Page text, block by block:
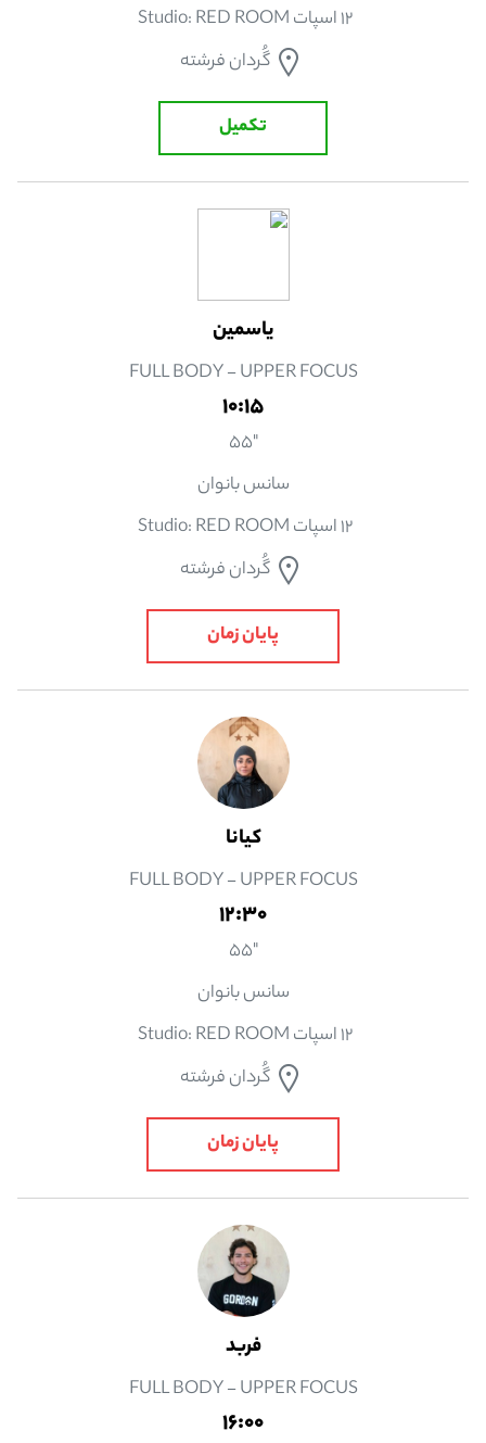
12 اسپات Studio: RED ROOM
گُردان فرشته
تکمیل
ياسمين
FULL BODY - UPPER FOCUS
10:15
"55
سانس بانوان
12 اسپات Studio: RED ROOM
گُردان فرشته
پایان زمان
كيانا
FULL BODY - UPPER FOCUS
12:30
"55
سانس بانوان
12 اسپات Studio: RED ROOM
گُردان فرشته
پایان زمان
فربد
FULL BODY - UPPER FOCUS
16:00